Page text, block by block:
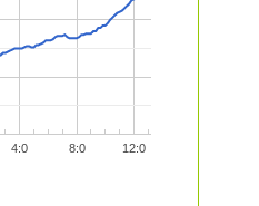
4:0 8:0 12:0